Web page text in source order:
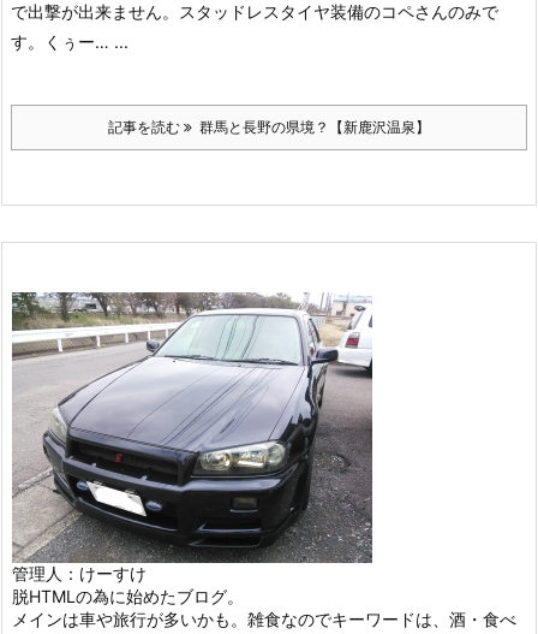
で出撃が出来ません。スタッドレスタイヤ装備のコペさんのみで
す。
くぅー… ...
記事を読む 群馬と長野の県境？【新鹿沢温泉】
管理人：けーすけ
脱HTMLの為に始めたブログ。
メインは車や旅行が多いかも。雑食なのでキーワードは、酒・食べ